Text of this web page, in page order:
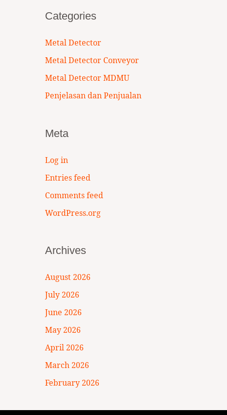
Categories
Metal Detector
Metal Detector Conveyor
Metal Detector MDMU
Penjelasan dan Penjualan
Meta
Log in
Entries feed
Comments feed
WordPress.org
Archives
August 2026
July 2026
June 2026
May 2026
April 2026
March 2026
February 2026